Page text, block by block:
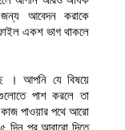
আবেদন করাকে
একশ ভাগ থাকলে
। আপনি যে বিষয়ে
পাশ করলে তা
পাওয়ার পথে আরো
দিন পর আবারো দিতে